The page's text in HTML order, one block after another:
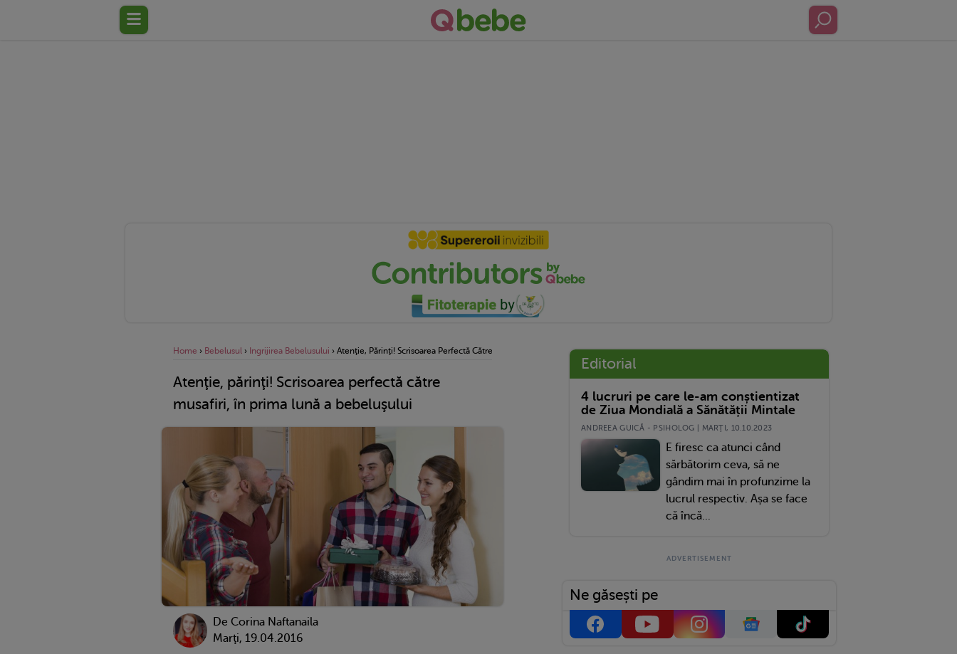
Home › Bebelusul › Ingrijirea Bebelusului › Atenţie, Părinţi! Scrisoarea Perfectă Către Musafiri, În Prima Lună A Bebeluşului
Atenţie, părinţi! Scrisoarea perfectă către
musafiri, în prima lună a bebeluşului
De Corina Naftanaila
Marţi, 19.04.2016
Editorial
4 lucruri pe care le-am conștientizat
de Ziua Mondială a Sănătății Mintale
ANDREEA GUICĂ - PSIHOLOG | MARŢI, 10.10.2023
E firesc ca atunci când
sărbătorim ceva, să ne
gândim mai în profunzime la
lucrul respectiv. Așa se face
că încă...
Ne găsești pe